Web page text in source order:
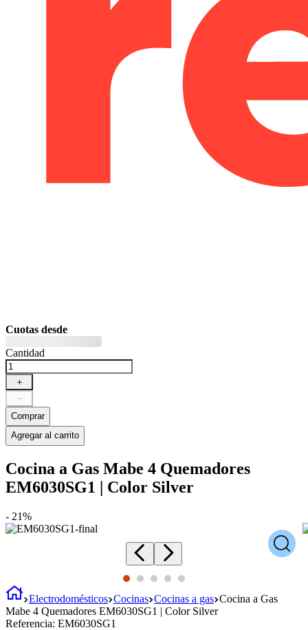
Cuotas desde
Cantidad
＋
－
Comprar
Agregar al carrito
Cocina a Gas Mabe 4 Quemadores
EM6030SG1 | Color Silver
- 21%
Electrodomésticos Cocinas Cocinas a gas Cocina a Gas
Mabe 4 Quemadores EM6030SG1 | Color Silver
Referencia: EM6030SG1